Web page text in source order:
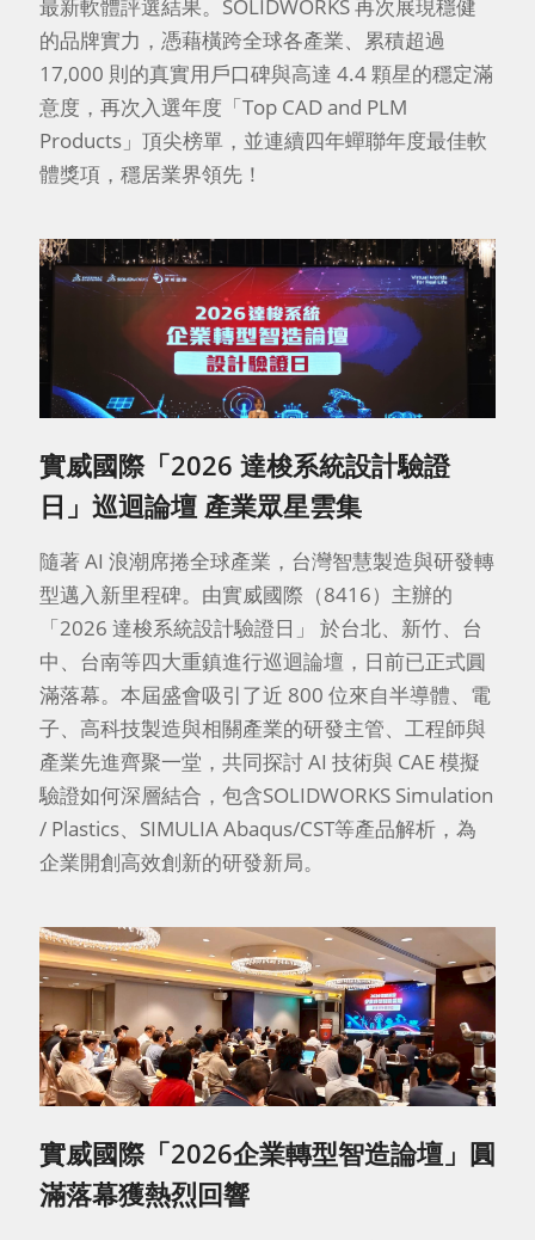
最新軟體評選結果。SOLIDWORKS 再次展現穩健
的品牌實力，憑藉橫跨全球各產業、累積超過
17,000 則的真實用戶口碑與高達 4.4 顆星的穩定滿
意度，再次入選年度「Top CAD and PLM
Products」頂尖榜單，並連續四年蟬聯年度最佳軟
體獎項，穩居業界領先！
實威國際「2026 達梭系統設計驗證
日」巡迴論壇 產業眾星雲集
隨著 AI 浪潮席捲全球產業，台灣智慧製造與研發轉
型邁入新里程碑。由實威國際（8416）主辦的
「2026 達梭系統設計驗證日」 於台北、新竹、台
中、台南等四大重鎮進行巡迴論壇，日前已正式圓
滿落幕。本屆盛會吸引了近 800 位來自半導體、電
子、高科技製造與相關產業的研發主管、工程師與
產業先進齊聚一堂，共同探討 AI 技術與 CAE 模擬
驗證如何深層結合，包含SOLIDWORKS Simulation
/ Plastics、SIMULIA Abaqus/CST等產品解析，為
企業開創高效創新的研發新局。
實威國際「2026企業轉型智造論壇」圓
滿落幕獲熱烈回響